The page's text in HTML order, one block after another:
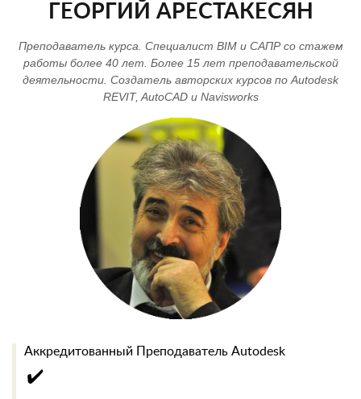
ГЕОРГИЙ АРЕСТАКЕСЯН
Преподаватель курса. Специалист BIM и САПР со стажем
работы более 40 лет. Более 15 лет преподавательской
деятельности. Создатель авторских курсов по Autodesk
REVIT, AutoCAD и Navisworks
Аккредитованный Преподаватель Autodesk
✔️